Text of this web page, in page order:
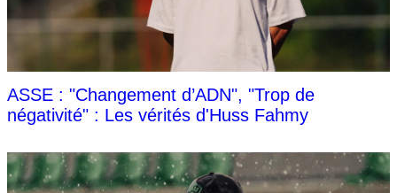
ASSE : "Changement d’ADN", "Trop de
négativité" : Les vérités d'Huss Fahmy